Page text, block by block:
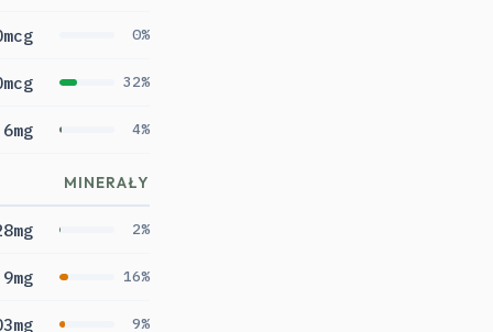
0%
32%
4%
MINERAŁY
2%
16%
9%